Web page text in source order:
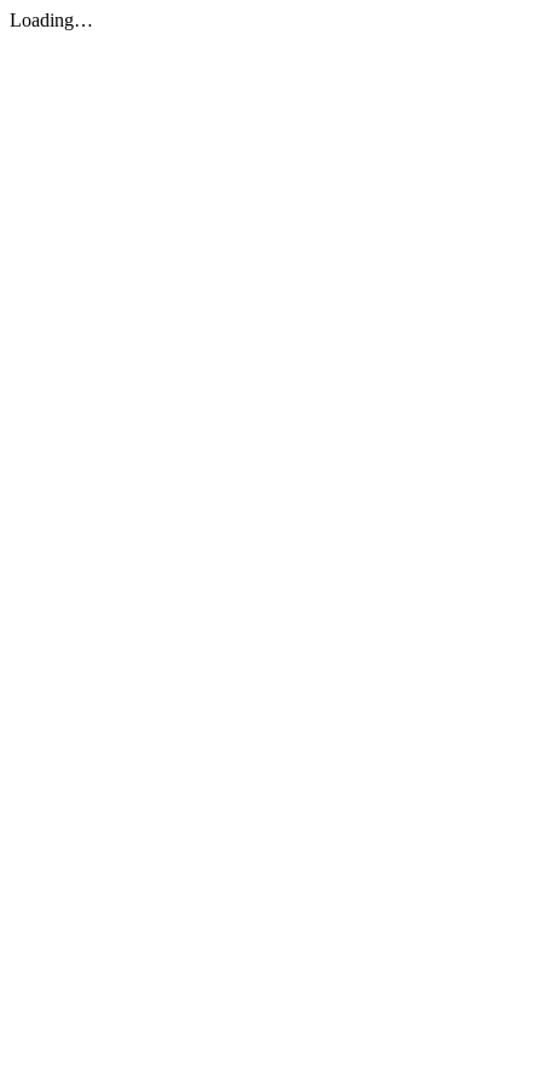
Loading…